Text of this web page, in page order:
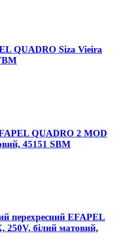
QUADRO Siza Vieira
QUADRO 2 MOD
45151 SBM
перехресний EFAPEL
білий матовий,